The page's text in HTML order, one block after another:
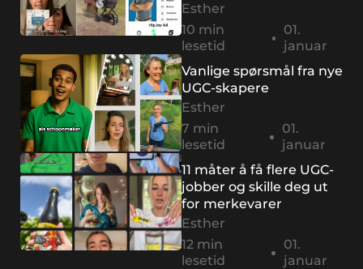
Esther
10 min
lesetid
01.
januar
Vanlige spørsmål fra nye
UGC-skapere
Esther
7 min
lesetid
01.
januar
11 måter å få flere UGC-
jobber og skille deg ut
for merkevarer
Esther
12 min
lesetid
01.
januar